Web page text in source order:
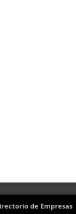
de Empresas